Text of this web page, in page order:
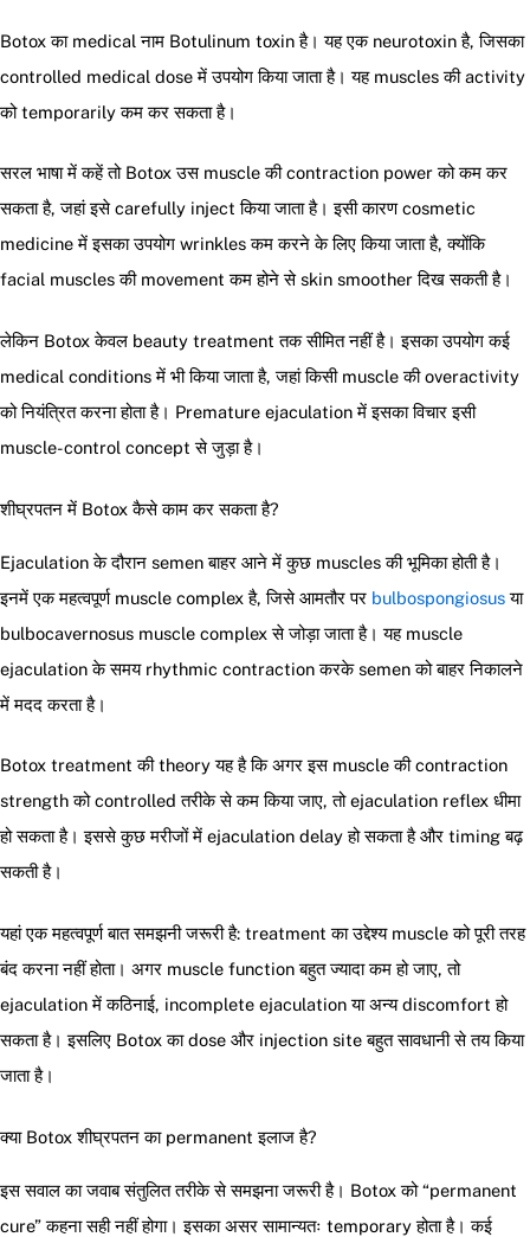
Botox का medical नाम Botulinum toxin है। यह एक neurotoxin है, जिसका
controlled medical dose में उपयोग किया जाता है। यह muscles की activity
को temporarily कम कर सकता है।
सरल भाषा में कहें तो Botox उस muscle की contraction power को कम कर
सकता है, जहां इसे carefully inject किया जाता है। इसी कारण cosmetic
medicine में इसका उपयोग wrinkles कम करने के लिए किया जाता है, क्योंकि
facial muscles की movement कम होने से skin smoother दिख सकती है।
लेकिन Botox केवल beauty treatment तक सीमित नहीं है। इसका उपयोग कई
medical conditions में भी किया जाता है, जहां किसी muscle की overactivity
को नियंत्रित करना होता है। Premature ejaculation में इसका विचार इसी
muscle-control concept से जुड़ा है।
शीघ्रपतन में Botox कैसे काम कर सकता है?
Ejaculation के दौरान semen बाहर आने में कुछ muscles की भूमिका होती है।
इनमें एक महत्वपूर्ण muscle complex है, जिसे आमतौर पर bulbospongiosusया
bulbocavernosus muscle complex से जोड़ा जाता है। यह muscle
ejaculation के समय rhythmic contraction करके semen को बाहर निकालने
में मदद करता है।
Botox treatment की theory यह है कि अगर इस muscle की contraction
strength को controlled तरीके से कम किया जाए, तो ejaculation reflex धीमा
हो सकता है। इससे कुछ मरीजों में ejaculation delay हो सकता है और timing बढ़
सकती है।
यहां एक महत्वपूर्ण बात समझनी जरूरी है: treatment का उद्देश्य muscle को पूरी तरह
बंद करना नहीं होता। अगर muscle function बहुत ज्यादा कम हो जाए, तो
ejaculation में कठिनाई, incomplete ejaculation या अन्य discomfort हो
सकता है। इसलिए Botox का dose और injection site बहुत सावधानी से तय किया
जाता है।
क्या Botox शीघ्रपतन का permanent इलाज है?
इस सवाल का जवाब संतुलित तरीके से समझना जरूरी है। Botox को “permanent
cure” कहना सही नहीं होगा। इसका असर सामान्यतः temporary होता है। कई